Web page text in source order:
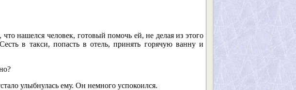
нашелся человек, готовый помочь ей, не делая из этого
в такси, попасть в отель, принять горячую ванну и
улыбнулась ему. Он немного успокоился.